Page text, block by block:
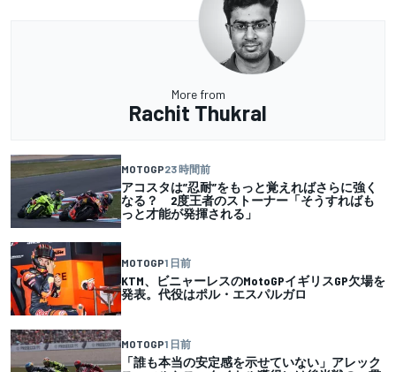
More from
Rachit Thukral
MOTOGP23 時間前
アコスタは”忍耐”をもっと覚えればさらに強く
なる？ 2度王者のストーナー「そうすればも
っと才能が発揮される」
MOTOGP1 日前
KTM、ビニャーレスのMotoGPイギリスGP欠場を
発表。代役はポル・エスパルガロ
MOTOGP1 日前
「誰も本当の安定感を示せていない」アレック